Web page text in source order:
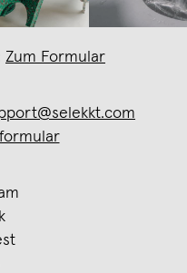
Zum Formular